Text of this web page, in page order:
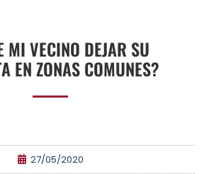
MI VECINO DEJAR SU
EN ZONAS COMUNES?
27/05/2020